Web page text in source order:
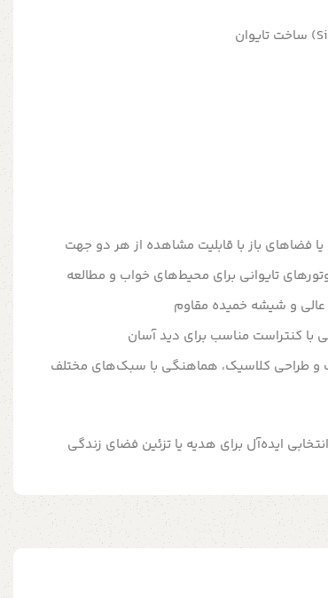
فضاهای باز با قابلیت مشاهده از هر دو جهت
تایوانی برای محیط‌های خواب و مطالعه
و شیشه خمیده مقاوم
با کنتراست مناسب برای دید آسان
و طراحی کلاسیک، هماهنگی با سبک‌های مختلف
ایده‌آل برای هدیه یا تزئین فضای زندگی